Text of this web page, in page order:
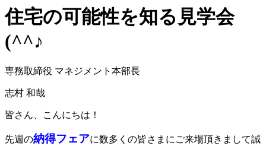
住宅の可能性を知る見学会
(^^♪
専務取締役 マネジメント本部長
志村 和哉
皆さん、こんにちは！
先週の納得フェアに数多くの皆さまにご来場頂きまして誠